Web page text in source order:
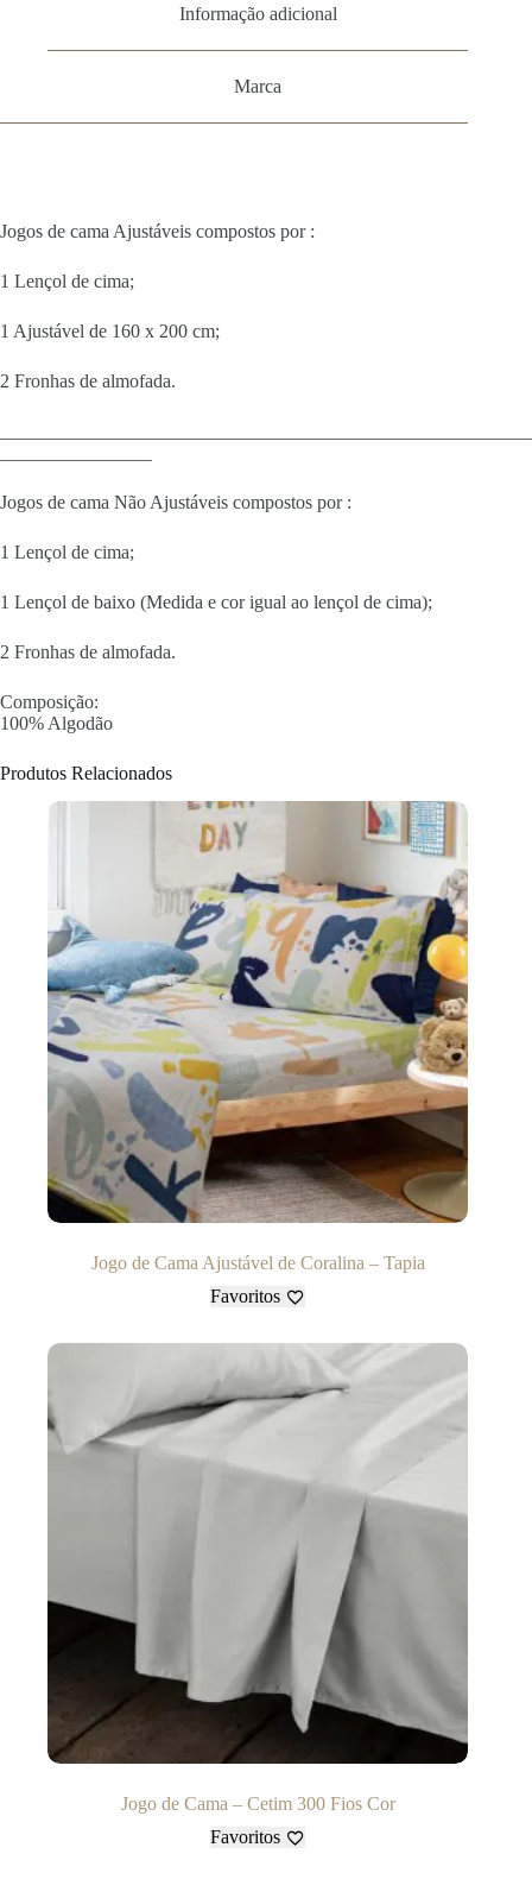
Informação adicional
Marca
Jogos de cama Ajustáveis compostos por :
1 Lençol de cima;
1 Ajustável de 160 x 200 cm;
2 Fronhas de almofada.
Jogos de cama Não Ajustáveis compostos por :
1 Lençol de cima;
1 Lençol de baixo (Medida e cor igual ao lençol de cima);
2 Fronhas de almofada.
Composição:
100% Algodão
Produtos Relacionados
Jogo de Cama Ajustável de Coralina – Tapia
Favoritos
Jogo de Cama – Cetim 300 Fios Cor
Favoritos